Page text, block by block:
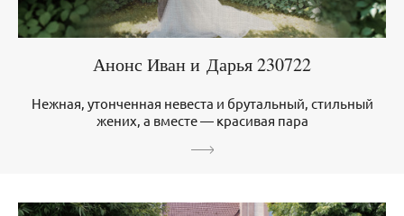
Анонс Иван и Дарья 230722
Нежная, утонченная невеста и брутальный, стильный
жених, а вместе — красивая пара